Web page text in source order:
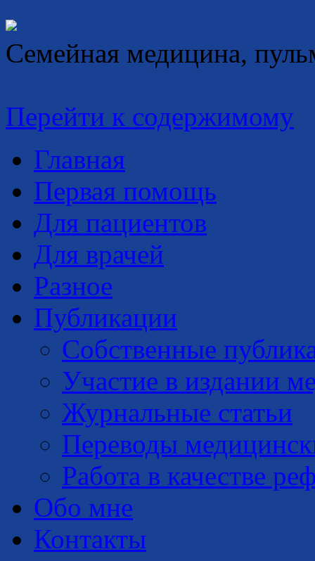
Семейная медицина,
Перейти к содержимому
Главная
Первая помощь
Для пациентов
Для врачей
Разное
Публикации
Собственные
Участие в издании
Журнальные статьи
Переводы
Работа в качестве
Обо мне
Контакты